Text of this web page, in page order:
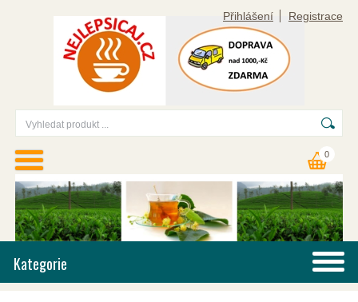
Přihlášení Registrace
0
Kategorie